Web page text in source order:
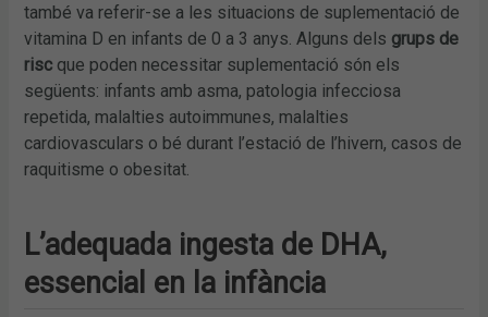
també va referir-se a les situacions de suplementació de
vitamina D en infants de 0 a 3 anys. Alguns dels grups de
risc que poden necessitar suplementació són els
següents: infants amb asma, patologia infecciosa
repetida, malalties autoimmunes, malalties
cardiovasculars o bé durant l’estació de l’hivern, casos de
raquitisme o obesitat.
L’adequada ingesta de DHA,
essencial en la infància